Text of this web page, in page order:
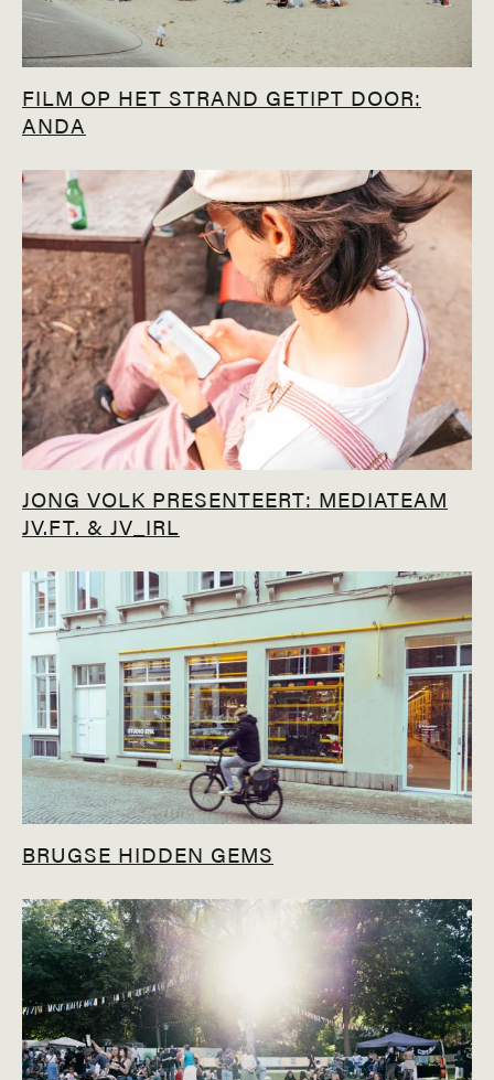
FILM OP HET STRAND GETIPT DOOR:
ANDA
JONG VOLK PRESENTEERT: MEDIATEAM
JV.FT. & JV_IRL
BRUGSE HIDDEN GEMS